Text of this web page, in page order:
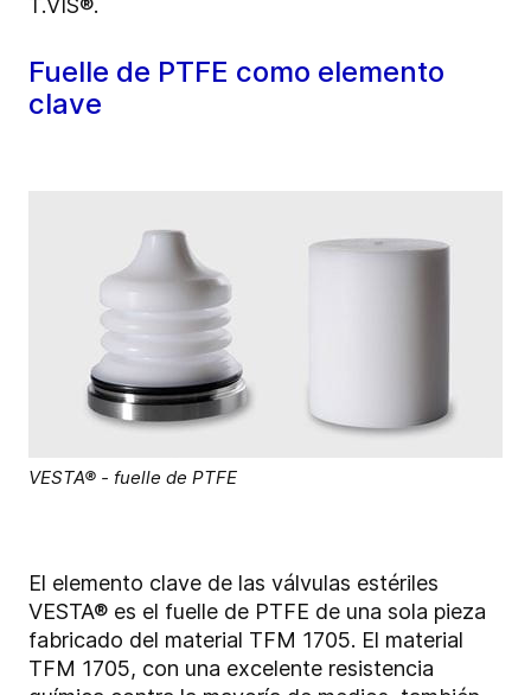
Fuelle de PTFE como elemento
clave
VESTA® - fuelle de PTFE
El elemento clave de las válvulas estériles
VESTA® es el fuelle de PTFE de una sola pieza
fabricado del material TFM 1705. El material
TFM 1705, con una excelente resistencia